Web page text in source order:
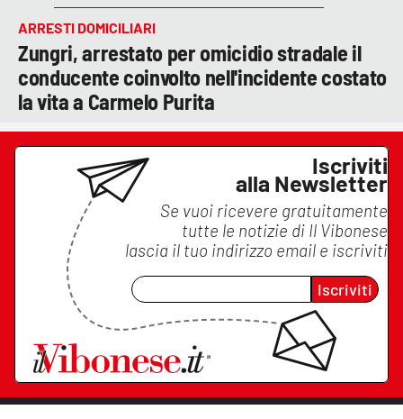
ARRESTI DOMICILIARI
Zungri, arrestato per omicidio stradale il
conducente coinvolto nell'incidente costato
la vita a Carmelo Purita
Iscriviti
alla Newsletter
Se vuoi ricevere gratuitamente
tutte le notizie di Il Vibonese
lascia il tuo indirizzo email e iscriviti
Iscriviti